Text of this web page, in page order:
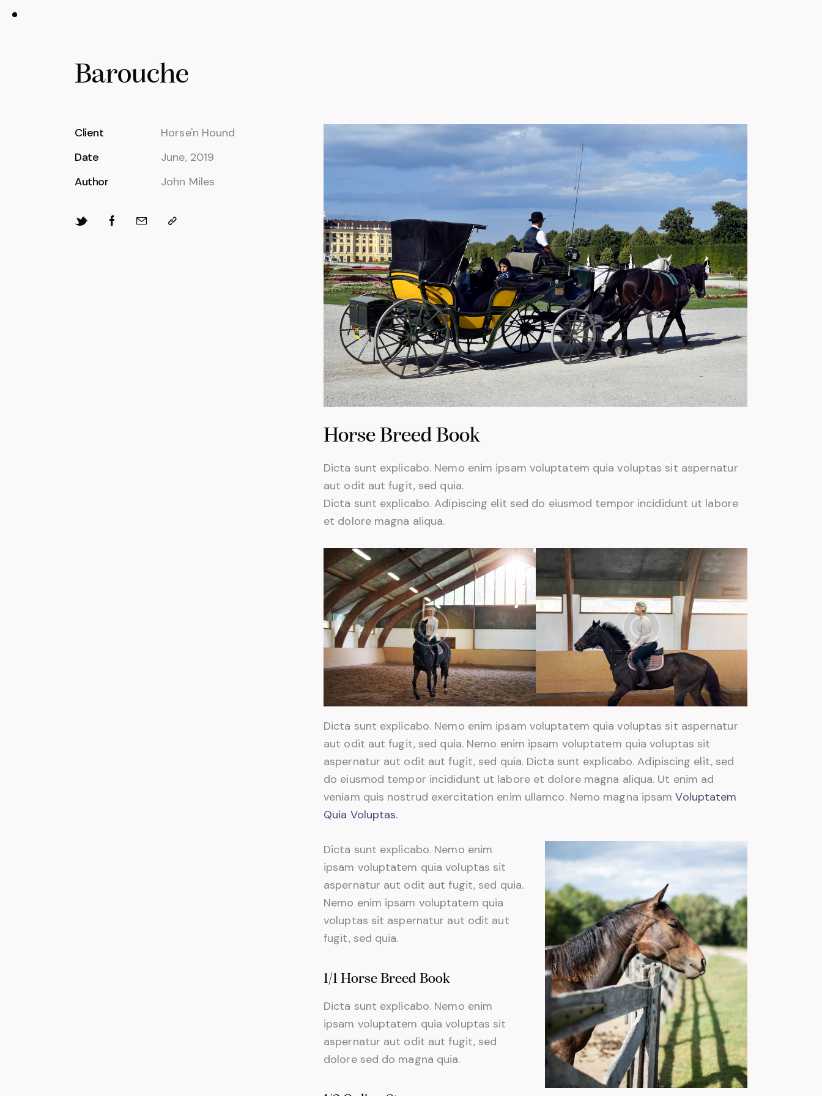
Barouche
Client
Horse'n Hound
Date
June, 2019
Author
John Miles
Horse Breed Book
Dicta sunt explicabo. Nemo enim ipsam voluptatem quia voluptas sit aspernatur
aut odit aut fugit, sed quia.
Dicta sunt explicabo. Adipiscing elit sed do eiusmod tempor incididunt ut labore
et dolore magna aliqua.
Dicta sunt explicabo. Nemo enim ipsam voluptatem quia voluptas sit aspernatur
aut odit aut fugit, sed quia. Nemo enim ipsam voluptatem quia voluptas sit
aspernatur aut odit aut fugit, sed quia. Dicta sunt explicabo. Adipiscing elit, sed
do eiusmod tempor incididunt ut labore et dolore magna aliqua. Ut enim ad
veniam quis nostrud exercitation enim ullamco. Nemo magna ipsamVoluptatem
Quia Voluptas.
Dicta sunt explicabo. Nemo enim
ipsam voluptatem quia voluptas sit
aspernatur aut odit aut fugit, sed quia.
Nemo enim ipsam voluptatem quia
voluptas sit aspernatur aut odit aut
fugit, sed quia.
1/1 Horse Breed Book
Dicta sunt explicabo. Nemo enim
ipsam voluptatem quia voluptas sit
aspernatur aut odit aut fugit, sed
dolore sed do magna quia.